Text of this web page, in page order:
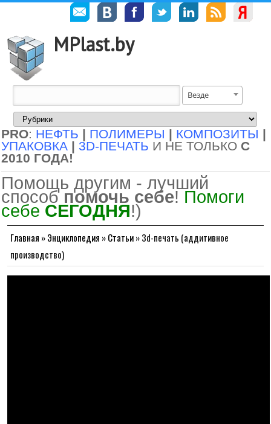
MPlast.by
Везде
PRO: НЕФТЬ | ПОЛИМЕРЫ | КОМПОЗИТЫ |
УПАКОВКА | 3D-ПЕЧАТЬ И НЕ ТОЛЬКО С
2010 ГОДА!
Помощь другим - лучший
способ помочь себе! Помоги
себе СЕГОДНЯ!)
Главная »Энциклопедия »Статьи»3d-печать (аддитивное
производство)